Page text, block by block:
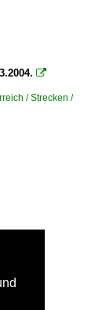

/ Strecken /